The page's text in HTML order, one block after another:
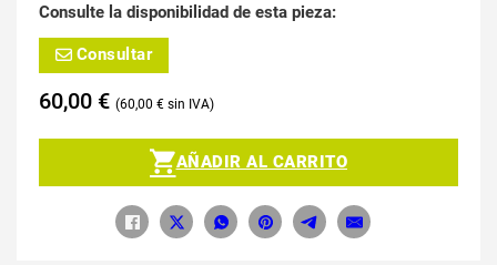
Consulte la disponibilidad de esta pieza:
Consultar
60,00 € 60,00 €
AÑADIR AL CARRITO